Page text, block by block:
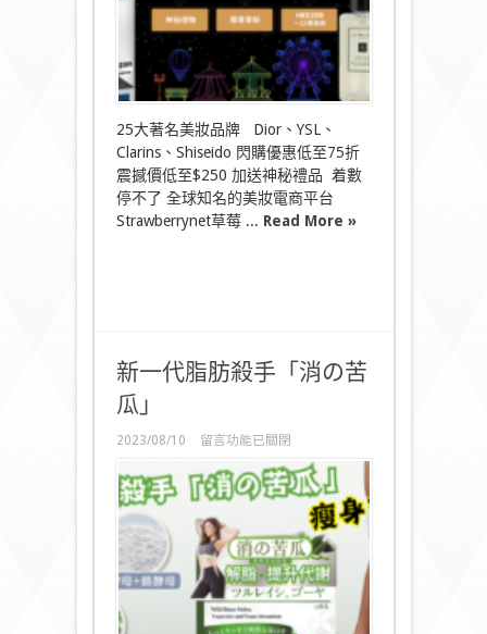
華〉
中
25大著名美妝品牌 Dior、YSL、
Clarins、Shiseido 閃購優惠低至75折
震撼價低至$250 加送神秘禮品 着數
停不了 全球知名的美妝電商平台
Strawberrynet草莓 ... Read More »
新一代脂肪殺手「消の苦
瓜」
2023/08/10
在
一
代
脂
肪
殺
手
「消
の
苦
留言功能已關閉